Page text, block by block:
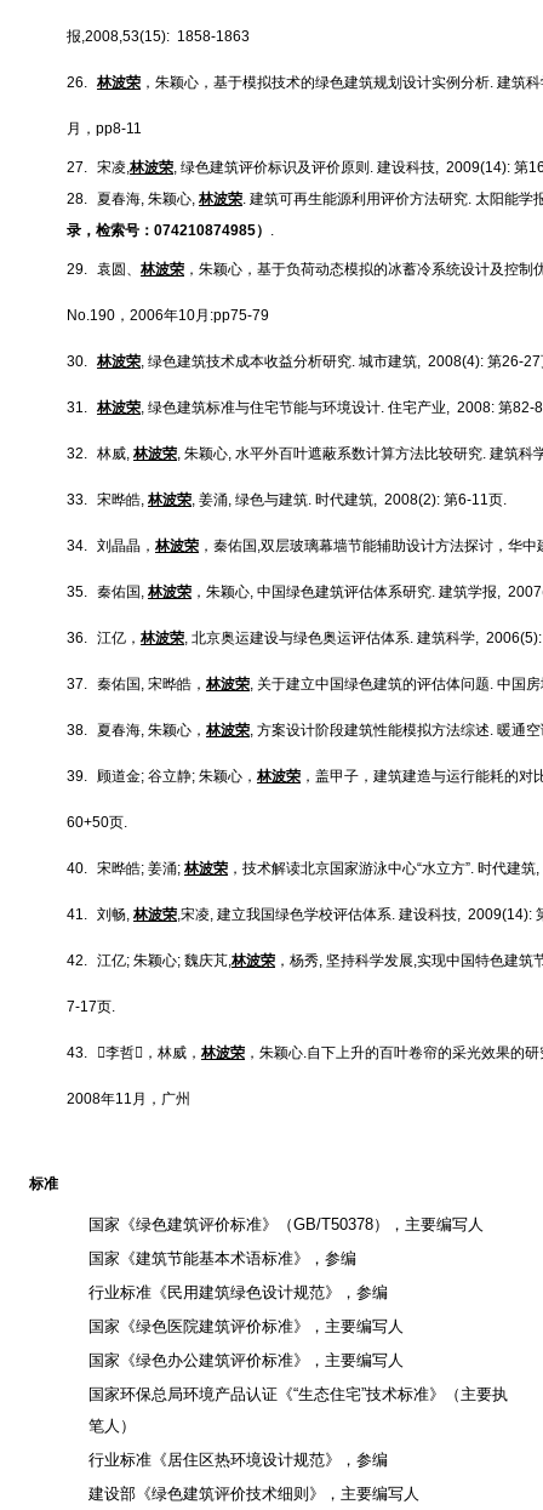
报 ,2008,53(15): 1858-1863
26. 林波荣 ，朱颖心，基于模拟技术的绿色建筑规划设计实例分析 建筑
月， pp8-11
27. 宋凌 林波荣 绿色建筑评价标识及评价原则 建设科技 , 2009(14): 第
28.
夏春海 朱颖心 林波荣 建筑可再生能源利用评价方法研究 太阳能学
录，检索号： 074210874985）
29. 袁圆、 林波荣 ，朱颖心，基于负荷动态模拟的冰蓄冷系统设计及控制
No.190 ， 2006年10月 :pp75-79
30. 林波荣 绿色建筑技术成本收益分析研究 城市建筑 , 2008(4): 第26-27
31. 林波荣 绿色建筑标准与住宅节能与环境设计 住宅产业 , 2008: 第82-
32. 林威 林波荣 朱颖心 水平外百叶遮蔽系数计算方法比较研究 建筑科
33. 宋晔皓 林波荣 姜涌 绿色与建筑 时代建筑 , 2008(2): 第6-11 页
34. 刘晶晶， 林波荣 ，秦佑国 双层玻璃幕墙节能辅助设计方法探讨，华中
35. 秦佑国 林波荣 ，朱颖心 中国绿色建筑评估体系研究 建筑学报 ,
36. 江亿， 林波荣 北京奥运建设与绿色奥运评估体系 建筑科学 ,
37. 秦佑国 宋晔皓， 林波荣 关于建立中国绿色建筑的评估体问题 中国
38. 夏春海 朱颖心， 林波荣 方案设计阶段建筑性能模拟方法综述 暖通
39. 顾道金; 谷立静; 朱颖心， 林波荣 ，盖甲子，建筑建造与运行能耗的对
60+50页
40. 宋晔皓; 姜涌; 林波荣 ，技术解读北京国家游泳中心“水立方”. 时代建筑
41. 刘畅 林波荣 宋凌 建立我国绿色学校评估体系 建设科技 , 2009(14):
42. 江亿; 朱颖心; 魏庆芃 林波荣 ，杨秀 坚持科学发展 实现中国特色建筑
7-17页
43. 李哲 ，林威， 林波荣 ，朱颖心 自下上升的百叶卷帘的采光效果的研
2008年11 月，广州
标准
国家《绿色建筑评价标准》（GB/T50378），主要编写人
国家《建筑节能基本术语标准》，参编
行业标准《民用建筑绿色设计规范》，参编
国家《绿色医院建筑评价标准》，主要编写人
国家《绿色办公建筑评价标准》，主要编写人
国家环保总局环境产品认证《“生态住宅”技术标准》（主要执
笔人）
行业标准《居住区热环境设计规范》，参编
建设部《绿色建筑评价技术细则》，主要编写人